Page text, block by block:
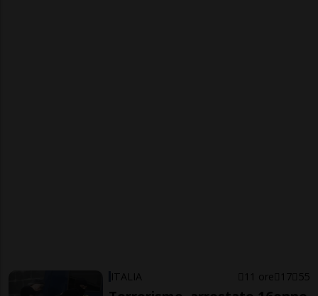
ITALIA 11 ore 17 55